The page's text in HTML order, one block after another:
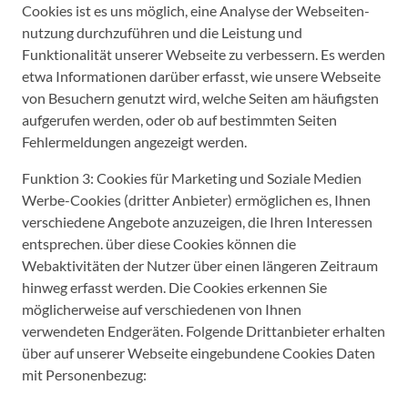
Cookies ist es uns möglich, eine Analyse der Webseiten-
nutzung durchzuführen und die Leistung und
Funktionalität unserer Webseite zu verbessern. Es werden
etwa Informationen darüber erfasst, wie unsere Webseite
von Besuchern genutzt wird, welche Seiten am häufigsten
aufgerufen werden, oder ob auf bestimmten Seiten
Fehlermeldungen angezeigt werden.
Funktion 3: Cookies für Marketing und Soziale Medien
Werbe-Cookies (dritter Anbieter) ermöglichen es, Ihnen
verschiedene Angebote anzuzeigen, die Ihren Interessen
entsprechen. über diese Cookies können die
Webaktivitäten der Nutzer über einen längeren Zeitraum
hinweg erfasst werden. Die Cookies erkennen Sie
möglicherweise auf verschiedenen von Ihnen
verwendeten Endgeräten. Folgende Drittanbieter erhalten
über auf unserer Webseite eingebundene Cookies Daten
mit Personenbezug: